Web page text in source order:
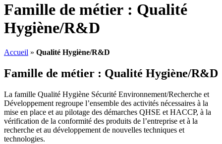
Famille de métier : Qualité
Hygiène/R&D
Accueil » Qualité Hygiène/R&D
Famille de métier : Qualité Hygiène/R&D
La famille Qualité Hygiène Sécurité Environnement/Recherche et
Développement regroupe l’ensemble des activités nécessaires à la
mise en place et au pilotage des démarches QHSE et HACCP, à la
vérification de la conformité des produits de l’entreprise et à la
recherche et au développement de nouvelles techniques et
technologies.